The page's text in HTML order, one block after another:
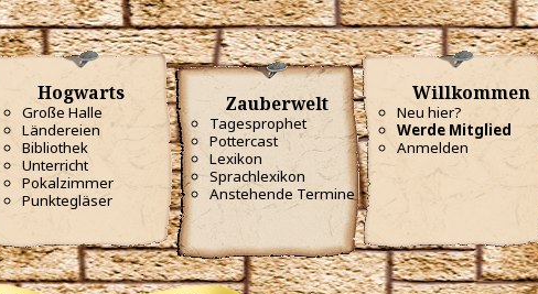
Hogwarts
Große Halle
Ländereien
Bibliothek
Unterricht
Pokalzimmer
Punktegläser
Zauberwelt
Tagesprophet
Pottercast
Lexikon
Sprachlexikon
Anstehende Termine
Willkommen
Neu hier?
Werde Mitglied
Anmelden